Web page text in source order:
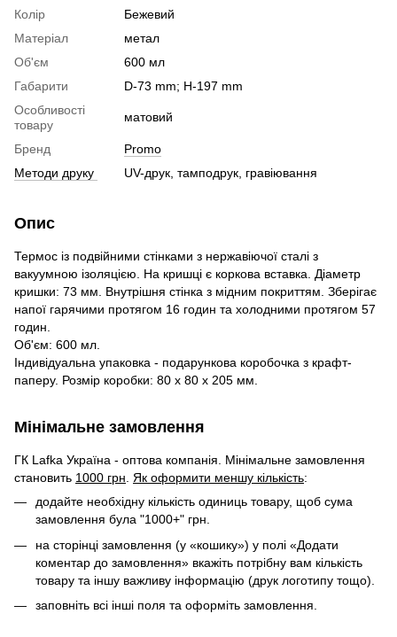
Колір
Бежевий
Матеріал
метал
Об'єм
600 мл
Габарити
D-73 mm; H-197 mm
Особливості
товару
матовий
Бренд
Promo
Методи друку
UV-друк, тамподрук, гравіювання
Опис
Термос із подвійними стінками з нержавіючої сталі з
вакуумною ізоляцією. На кришці є коркова вставка. Діаметр
кришки: 73 мм. Внутрішня стінка з мідним покриттям. Зберігає
напої гарячими протягом 16 годин та холодними протягом 57
годин.
Об'єм: 600 мл.
Індивідуальна упаковка - подарункова коробочка з крафт-
паперу. Розмір коробки: 80 x 80 x 205 мм.
Мінімальне замовлення
ГК Lafka Україна - оптова компанія. Мінімальне замовлення
становить 1000 грн. Як оформити меншу кількість:
додайте необхідну кількість одиниць товару, щоб сума
замовлення була "1000+" грн.
на сторінці замовлення (у «кошику») у полі «Додати
коментар до замовлення» вкажіть потрібну вам кількість
товару та іншу важливу інформацію (друк логотипу тощо).
заповніть всі інші поля та оформіть замовлення.